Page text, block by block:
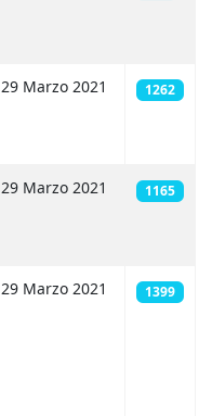
29 Marzo 2021 1262
29 Marzo 2021 1165
29 Marzo 2021 1399